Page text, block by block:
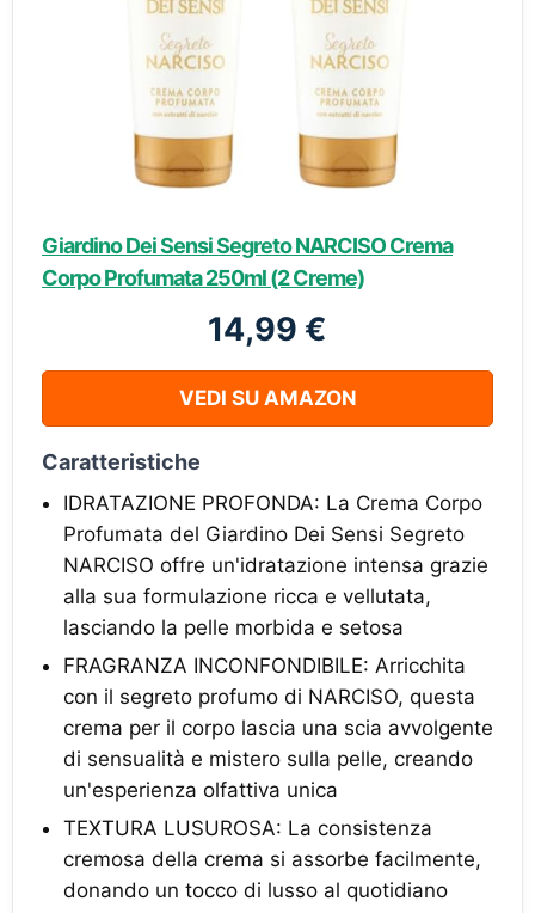
Giardino Dei Sensi Segreto NARCISO Crema
Corpo Profumata 250ml (2 Creme)
14,99 €
VEDI SU AMAZON
Caratteristiche
IDRATAZIONE PROFONDA: La Crema Corpo
Profumata del Giardino Dei Sensi Segreto
NARCISO offre un'idratazione intensa grazie
alla sua formulazione ricca e vellutata,
lasciando la pelle morbida e setosa
FRAGRANZA INCONFONDIBILE: Arricchita
con il segreto profumo di NARCISO, questa
crema per il corpo lascia una scia avvolgente
di sensualità e mistero sulla pelle, creando
un'esperienza olfattiva unica
TEXTURA LUSUROSA: La consistenza
cremosa della crema si assorbe facilmente,
donando un tocco di lusso al quotidiano